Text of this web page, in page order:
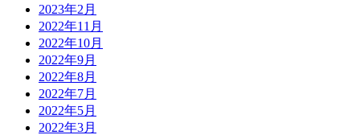
2023年2月
2022年11月
2022年10月
2022年9月
2022年8月
2022年7月
2022年5月
2022年3月